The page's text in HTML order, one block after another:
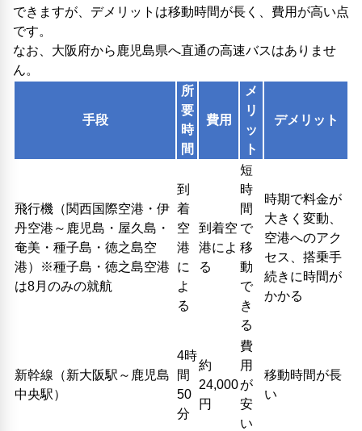
できますが、デメリットは移動時間が長く、費用が高い点
です。
なお、大阪府から鹿児島県へ直通の高速バスはありませ
ん。
手段
所
要
時
間
費用
メ
リ
ッ
ト
デメリット
飛行機（関西国際空港・伊
丹空港～鹿児島・屋久島・
奄美・種子島・徳之島空
港）※種子島・徳之島空港
は8月のみの就航
到
着
空
港
に
よ
る
到着空
港によ
る
短
時
間
で
移
動
で
き
る
時期で料金が
大きく変動、
空港へのアク
セス、搭乗手
続きに時間が
かかる
新幹線（新大阪駅～鹿児島
中央駅）
4時
間
50
分
約
24,000
円
費
用
が
安
い
移動時間が長
い